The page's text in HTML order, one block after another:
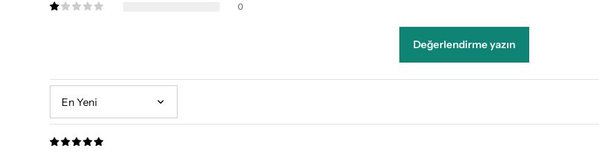
0
Değerlendirme yazın
Sort by